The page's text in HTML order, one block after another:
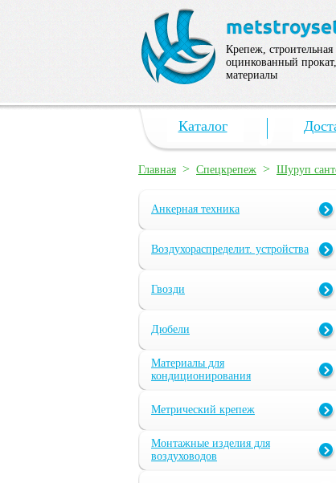
Крепеж, строительная
оцинкованный
материалы
Каталог
Главная > Спецкрепеж > Шуруп
Анкерная техника
Воздухораспределит. устройства
Гвозди
Дюбели
Материалы для
кондиционирования
Метрический крепеж
Монтажные изделия для
воздуховодов